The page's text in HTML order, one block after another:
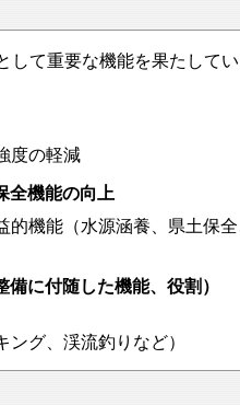
て重要な機能を果たしてい
度の軽減
全機能の向上
機能（水源涵養、県土保
に付随した機能、役割）
グ、渓流釣りなど）